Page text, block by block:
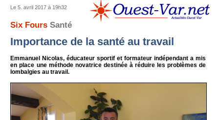
Le 5. avril 2017 à 19h32
Six FoursSanté
Importance de la santé au travail
Emmanuel Nicolas, éducateur sportif et formateur indépendant a mis
en place une méthode novatrice destinée à réduire les problèmes de
lombalgies au travail.